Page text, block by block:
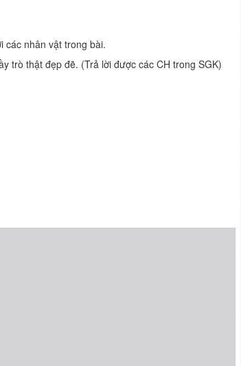
các nhân vật trong bài.
trò thật đẹp đẽ. (Trả lời được các CH trong SGK)